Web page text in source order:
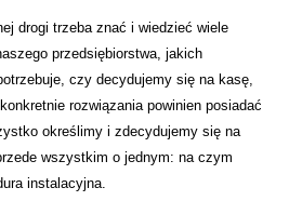
drogi trzeba znać i wiedzieć wiele
przedsiębiorstwa, jakich
czy decydujemy się na kasę,
rozwiązania powinien posiadać
określimy i zdecydujemy się na
wszystkim o jednym: na czym
instalacyjna.